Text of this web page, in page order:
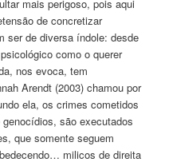
mais perigoso, pois aqui
de concretizar
ser de diversa índole: desde
como o querer
nos evoca, tem
Arendt (2003) chamou por
ela, os crimes cometidos
são executados
que somente seguem
milicos de direita